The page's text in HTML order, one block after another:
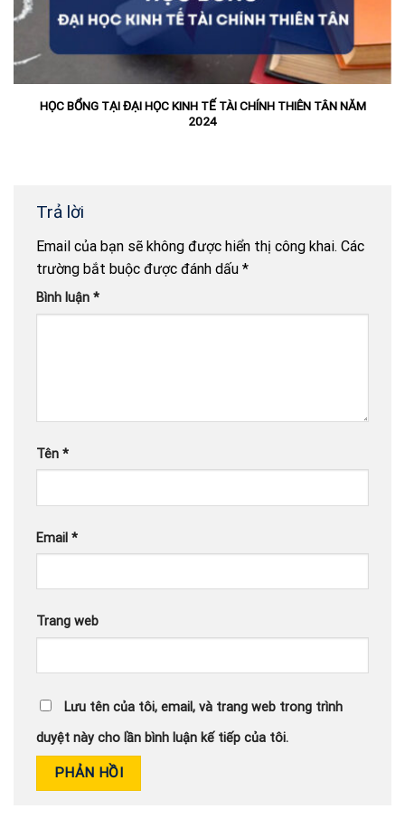
HỌC BỔNG TẠI ĐẠI HỌC KINH TẾ TÀI CHÍNH THIÊN TÂN NĂM
2024
Trả lời
Email của bạn sẽ không được hiển thị công khai. Các
trường bắt buộc được đánh dấu *
Bình luận *
Tên *
Email *
Trang web
Lưu tên của tôi, email, và trang web trong trình
duyệt này cho lần bình luận kế tiếp của tôi.